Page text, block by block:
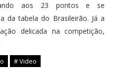
aos 23 pontos e se
da tabela do Brasileirão. Já a
delicada na competição,
# Video